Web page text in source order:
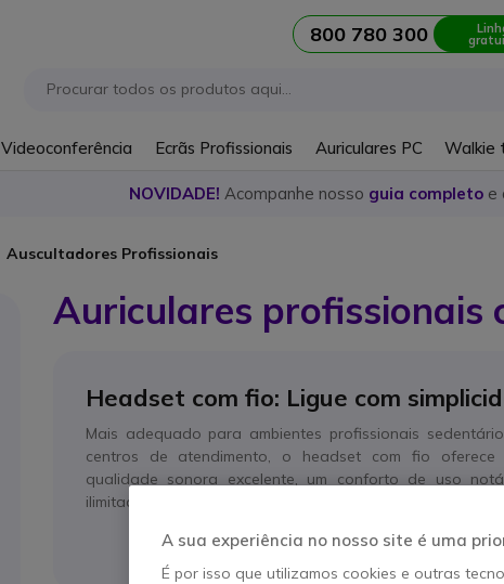
800 780 300
Videoconferência Ecrãs Profissionais Auriculares PC Walkie
NOVIDADE! Acompanhe nosso guia completo e
Auscultadores Profissionais
Auriculares profissionais
Headset com fio: Ligue com
Mais adequado para ambientes profissionais
centros de atendimento, o headset com fio oferece
qualidade sonora excelente, um conforto de uso
ilimitada para realizar chamadas com total tranquilidade.
A sua experiência no nosso site é uma
É por isso que utilizamos cookies e outras